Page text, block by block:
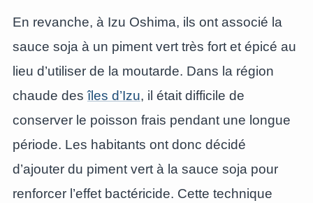
En revanche, à Izu Oshima, ils ont associé la
sauce soja à un piment vert très fort et épicé au
lieu d’utiliser de la moutarde. Dans la région
chaude desîles d’Izu, il était difficile de
conserver le poisson frais pendant une longue
période. Les habitants ont donc décidé
d’ajouter du piment vert à la sauce soja pour
renforcer l’effet bactéricide. Cette technique